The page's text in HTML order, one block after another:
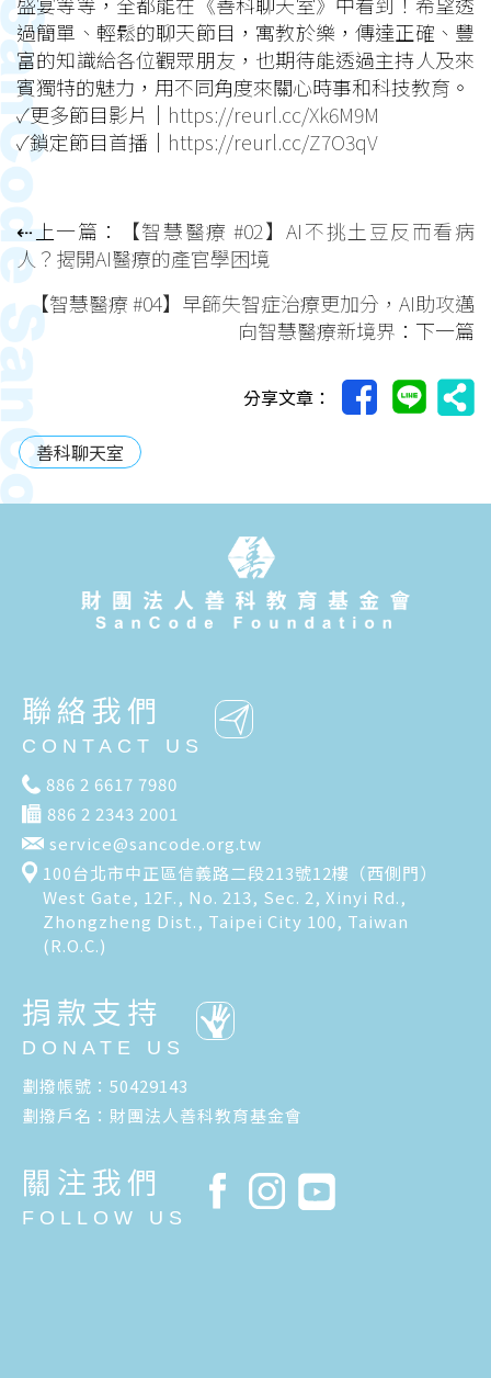
過簡單、輕鬆的聊天節目，寓教於樂，傳達正確、豐
富的知識給各位觀眾朋友，也期待能透過主持人及來
賓獨特的魅力，用不同角度來關心時事和科技教育。
✓更多節目影片｜ https://reurl.cc/Xk6M9M
✓鎖定節目首播｜ https://reurl.cc/Z7O3qV
⇠上一篇：
【智慧醫療 #02】AI不挑土豆反而看病
人？揭開AI醫療的產官學困境
【智慧醫療 #04】早篩失智症治療更加分，AI助攻邁
向智慧醫療新境界 ：下一篇
分享文章：
善科聊天室
聯絡我們
CONTACT US
886 2 6617 7980
886 2 2343 2001
service@sancode.org.tw
100台北市中正區信義路二段213號12樓（西側門）
West Gate, 12F., No. 213, Sec. 2, Xinyi Rd.,
Zhongzheng Dist., Taipei City 100, Taiwan
(R.O.C.)
捐款支持
DONATE US
劃撥帳號：50429143
劃撥戶名：財團法人善科教育基金會
關注我們
FOLLOW US